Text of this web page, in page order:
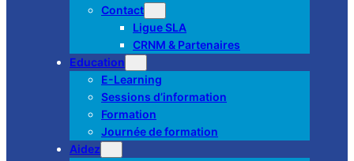
Contact
Ligue SLA
CRNM & Partenaires
Education
E-Learning
Sessions d’information
Formation
Journée de formation
Aidez